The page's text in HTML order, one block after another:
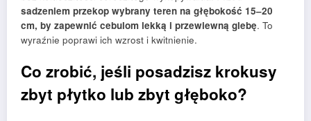
sadzeniem przekop wybrany teren na głębokość 15–20
cm, by zapewnić cebulom lekką i przewiewną glebę. To
wyraźnie poprawi ich wzrost i kwitnienie.
Co zrobić, jeśli posadzisz krokusy
zbyt płytko lub zbyt głęboko?